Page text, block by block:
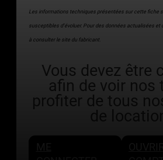
Les informations techniques présentées sur cette fiche
susceptibles d’évoluer. Pour des données actualisées
à consulter le site du fabricant.
Vous devez être
afin de voir nos
profiter de tous